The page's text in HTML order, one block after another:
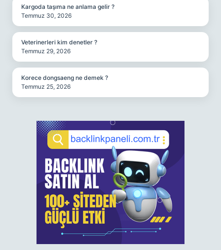
Kargoda taşıma ne anlama gelir ?
Temmuz 30, 2026
Veterinerleri kim denetler ?
Temmuz 29, 2026
Korece dongsaeng ne demek ?
Temmuz 25, 2026